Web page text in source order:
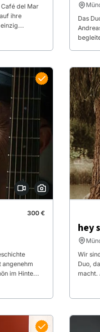
del Mar
ihre
Das
300 €
im Hinte...
hey
Wir
Duo,
macht.